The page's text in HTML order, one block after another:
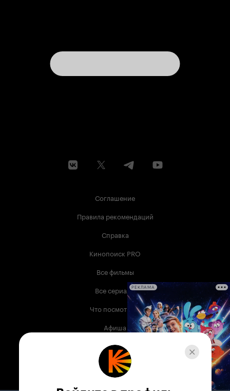
Соглашение
Правила рекомендаций
Справка
Кинопоиск PRO
Все фильмы
Все сериалы
Что посмотреть
Афиша
Музыка
Телепрограмма
РЕКЛАМА